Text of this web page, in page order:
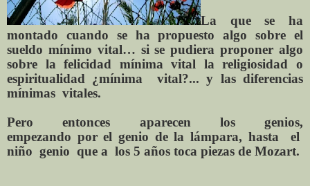
La que se ha
montado cuando
se ha propuesto algo
sobre el
sueldo mínimo vital… si se pudiera proponer algo
sobre la felicidad mínima vital la religiosidad
o
espiritualidad
¿mínima vital?... y las diferencias
mínimas vitales.
Pero entonces aparecen los genios,
empezando por el genio de la lámpara, hasta
el
niño genio que a los 5 años toca piezas de Mozart.